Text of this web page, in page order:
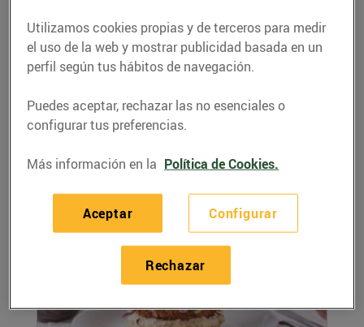
Filet de porc a la mostassa
Ingredients per a 4 persones: 800 g filet de
porc 100 ml oli...
LEER MÁS
Utilizamos cookies propias y de terceros para medir
el uso de la web y mostrar publicidad basada en un
perfil según tus hábitos de navegación.
Puedes aceptar, rechazar las no esenciales o
configurar tus preferencias.
Más información en la Política de Cookies.
Configurar
Rechazar
Aceptar